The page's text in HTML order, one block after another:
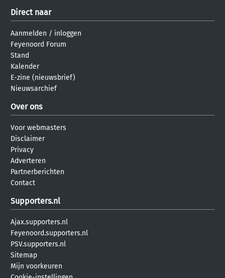
Direct naar
Aanmelden / inloggen
Feyenoord Forum
Stand
Kalender
E-zine (nieuwsbrief)
Nieuwsarchief
Over ons
Voor webmasters
Disclaimer
Privacy
Adverteren
Partnerberichten
Contact
Supporters.nl
Ajax.supporters.nl
Feyenoord.supporters.nl
PSV.supporters.nl
Sitemap
Mijn voorkeuren